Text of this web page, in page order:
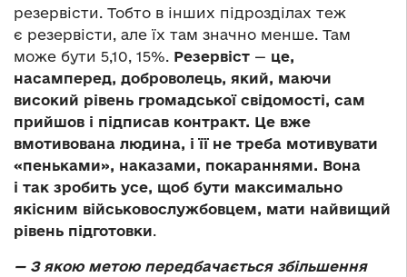
резервісти. Тобто в інших підрозділах теж
є резервісти, але їх там значно менше. Там
може бути 5,10, 15%. Резервіст — це,
насамперед, доброволець, який, маючи
високий рівень громадської свідомості, сам
прийшов і підписав контракт. Це вже
вмотивована людина, і її не треба мотивувати
«пеньками», наказами, покараннями. Вона
і так зробить усе, щоб бути максимально
якісним військовослужбовцем, мати найвищий
рівень підготовки.
— З якою метою передбачається збільшення